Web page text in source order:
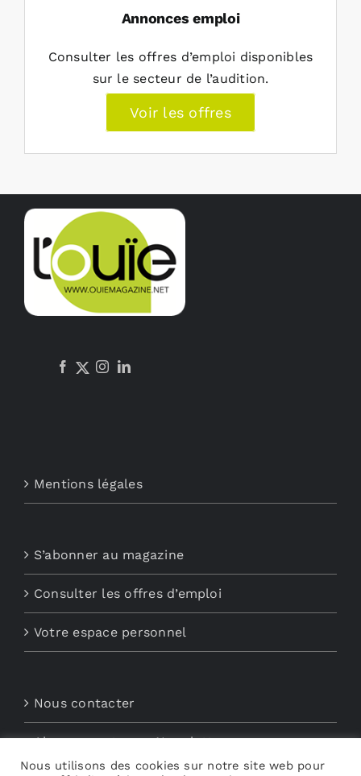
Annonces emploi
Consulter les offres d’emploi disponibles
sur le secteur de l’audition.
Voir les offres
Mentions légales
S’abonner au magazine
Consulter les offres d’emploi
Votre espace personnel
Nous contacter
Abonnements aux Newsletters
Nous utilisons des cookies sur notre site web pour